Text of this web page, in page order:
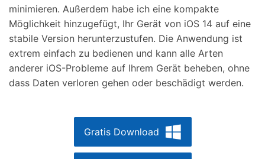
minimieren. Außerdem habe ich eine kompakte
Möglichkeit hinzugefügt, Ihr Gerät von iOS 14 auf eine
stabile Version herunterzustufen. Die Anwendung ist
extrem einfach zu bedienen und kann alle Arten
anderer iOS-Probleme auf Ihrem Gerät beheben, ohne
dass Daten verloren gehen oder beschädigt werden.
Gratis Download